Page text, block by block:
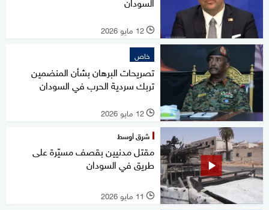
l 12 مايو 2026
خاص
تصريحات البرهان بشأن المنضمين
تربك سردية الحرب في السودان
l 12 مايو 2026
شرق أوسط
مقتل مدنيين بقصف مسيّرة على
طريق في السودان
l 11 مايو 2026